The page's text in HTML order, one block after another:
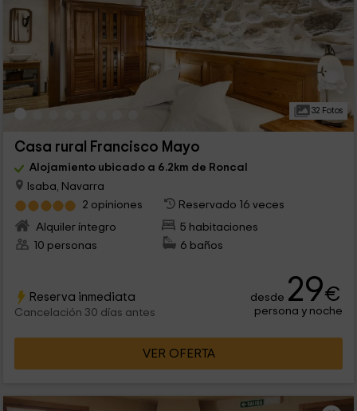
32 Fotos
Casa rural Francisco Mayo
Alojamiento ubicado a 6.2km de Roncal
Isaba, Navarra
2 opiniones
Reservado 16 veces
Alquiler íntegro
5 habitaciones
10 personas
6 baños
Reserva inmediata
Cancelación 30 días antes
desde 29€
persona y noche
VER OFERTA